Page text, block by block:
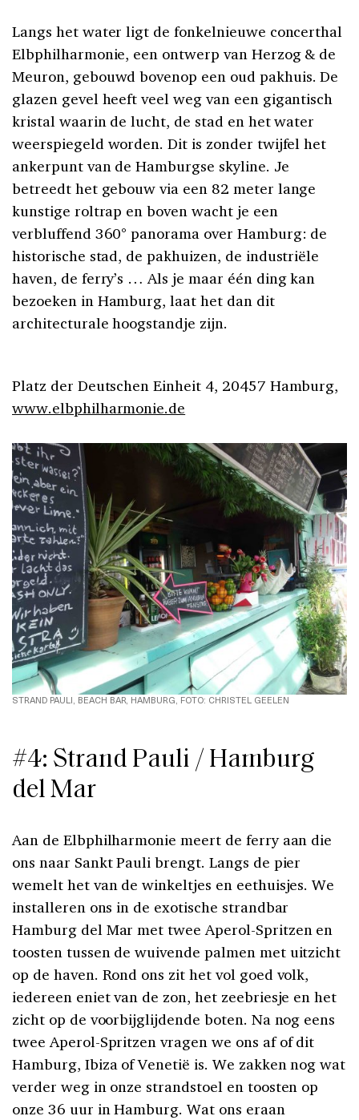
Langs het water ligt de fonkelnieuwe concerthal
Elbphilharmonie, een ontwerp van Herzog & de
Meuron, gebouwd bovenop een oud pakhuis. De
glazen gevel heeft veel weg van een gigantisch
kristal waarin de lucht, de stad en het water
weerspiegeld worden. Dit is zonder twijfel het
ankerpunt van de Hamburgse skyline. Je
betreedt het gebouw via een 82 meter lange
kunstige roltrap en boven wacht je een
verbluffend 360° panorama over Hamburg: de
historische stad, de pakhuizen, de industriële
haven, de ferry’s … Als je maar één ding kan
bezoeken in Hamburg, laat het dan dit
architecturale hoogstandje zijn.
Platz der Deutschen Einheit 4, 20457 Hamburg,
www.elbphilharmonie.de
STRAND PAULI, BEACH BAR, HAMBURG, FOTO: CHRISTEL GEELEN
#4: Strand Pauli / Hamburg
del Mar
Aan de Elbphilharmonie meert de ferry aan die
ons naar Sankt Pauli brengt. Langs de pier
wemelt het van de winkeltjes en eethuisjes. We
installeren ons in de exotische strandbar
Hamburg del Mar met twee Aperol-Spritzen en
toosten tussen de wuivende palmen met uitzicht
op de haven. Rond ons zit het vol goed volk,
iedereen eniet van de zon, het zeebriesje en het
zicht op de voorbijglijdende boten. Na nog eens
twee Aperol-Spritzen vragen we ons af of dit
Hamburg, Ibiza of Venetië is. We zakken nog wat
verder weg in onze strandstoel en toosten op
onze 36 uur in Hamburg. Wat ons eraan